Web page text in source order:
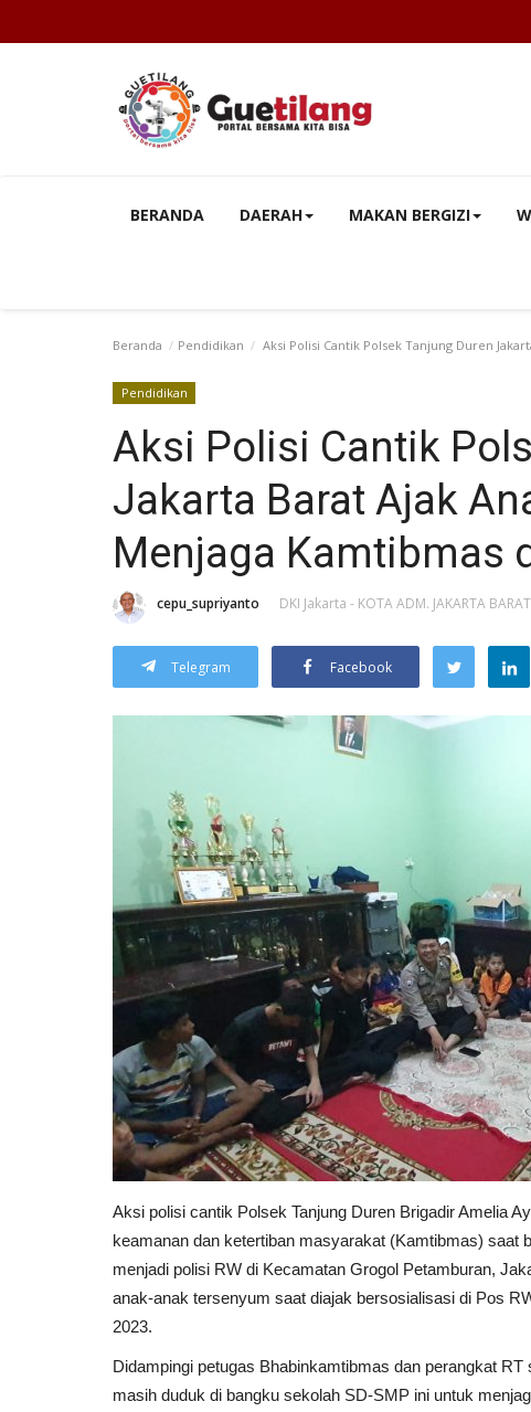
BERANDA DAERAH MAKAN BERGIZI
Beranda Pendidikan Aksi Polisi Cantik Polsek Tanjung Duren
Pendidikan
Aksi Polisi Cantik
Jakarta Barat Ajak
Menjaga Kamtibmas
cepu_supriyanto DKI Jakarta - KOTA ADM. JAKARTA BARAT
Telegram Facebook
Aksi polisi cantik Polsek Tanjung Duren Brigadir Amelia
keamanan dan ketertiban masyarakat (Kamtibmas) saat
menjadi polisi RW di Kecamatan Grogol Petamburan,
anak-anak tersenyum saat diajak bersosialisasi di Pos
2023.
Didampingi petugas Bhabinkamtibmas dan perangkat
masih duduk di bangku sekolah SD-SMP ini untuk